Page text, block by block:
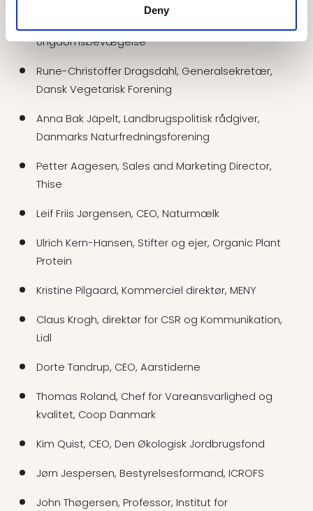
Deny
Ungdomsbevægelse
Rune-Christoffer Dragsdahl, Generalsekretær,
Dansk Vegetarisk Forening
Anna Bak Jäpelt, Landbrugspolitisk rådgiver,
Danmarks Naturfredningsforening
Petter Aagesen, Sales and Marketing Director,
Thise
Leif Friis Jørgensen, CEO, Naturmælk
Ulrich Kern-Hansen, Stifter og ejer, Organic Plant
Protein
Kristine Pilgaard, Kommerciel direktør, MENY
Claus Krogh, direktør for CSR og Kommunikation,
Lidl
Dorte Tandrup, CEO, Aarstiderne
Thomas Roland, Chef for Vareansvarlighed og
kvalitet, Coop Danmark
Kim Quist, CEO, Den Økologisk Jordbrugsfond
Jørn Jespersen, Bestyrelsesformand, ICROFS
John Thøgersen, Professor, Institut for